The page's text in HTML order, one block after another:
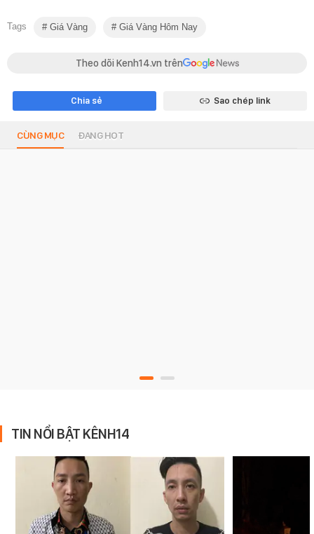
Tags Giá Vàng Giá Vàng Hôm Nay
Theo dõi Kenh14.vn trên
Chia sẻ Sao chép link
CÙNG MỤC ĐANG HOT
TIN NỔI BẬT KÊNH14